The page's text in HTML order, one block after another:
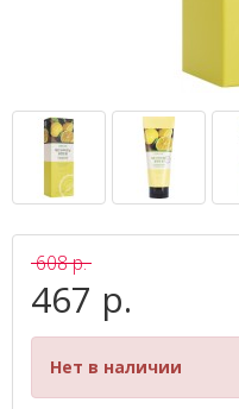
608 р.
467 р.
Нет в наличии